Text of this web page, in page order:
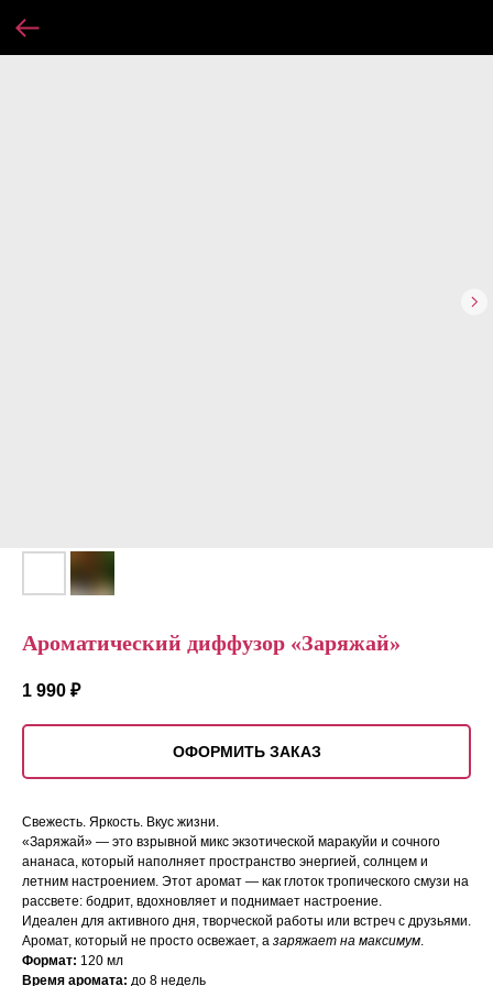
Ароматический диффузор «Заряжай»
1 990 ₽
ОФОРМИТЬ ЗАКАЗ
Свежесть. Яркость. Вкус жизни.
«Заряжай» — это взрывной микс экзотической маракуйи и сочного
ананаса, который наполняет пространство энергией, солнцем и
летним настроением. Этот аромат — как глоток тропического смузи на
рассвете: бодрит, вдохновляет и поднимает настроение.
Идеален для активного дня, творческой работы или встреч с друзьями.
Аромат, который не просто освежает, а заряжает на максимум.
Формат: 120 мл
Время аромата: до 8 недель